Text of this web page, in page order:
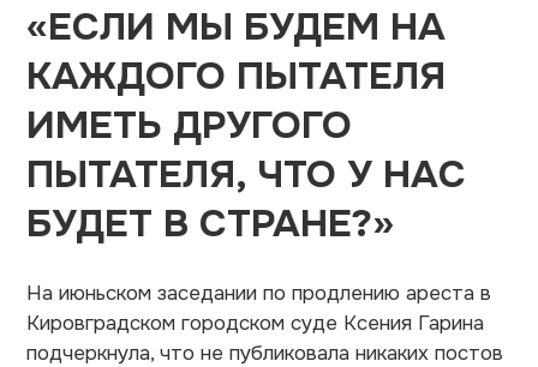
«ЕСЛИ МЫ БУДЕМ НА
КАЖДОГО ПЫТАТЕЛЯ
ИМЕТЬ ДРУГОГО
ПЫТАТЕЛЯ, ЧТО У НАС
БУДЕТ В СТРАНЕ?»
На июньском заседании по продлению ареста в
Кировградском городском суде Ксения Гарина
подчеркнула, что не публиковала никаких постов